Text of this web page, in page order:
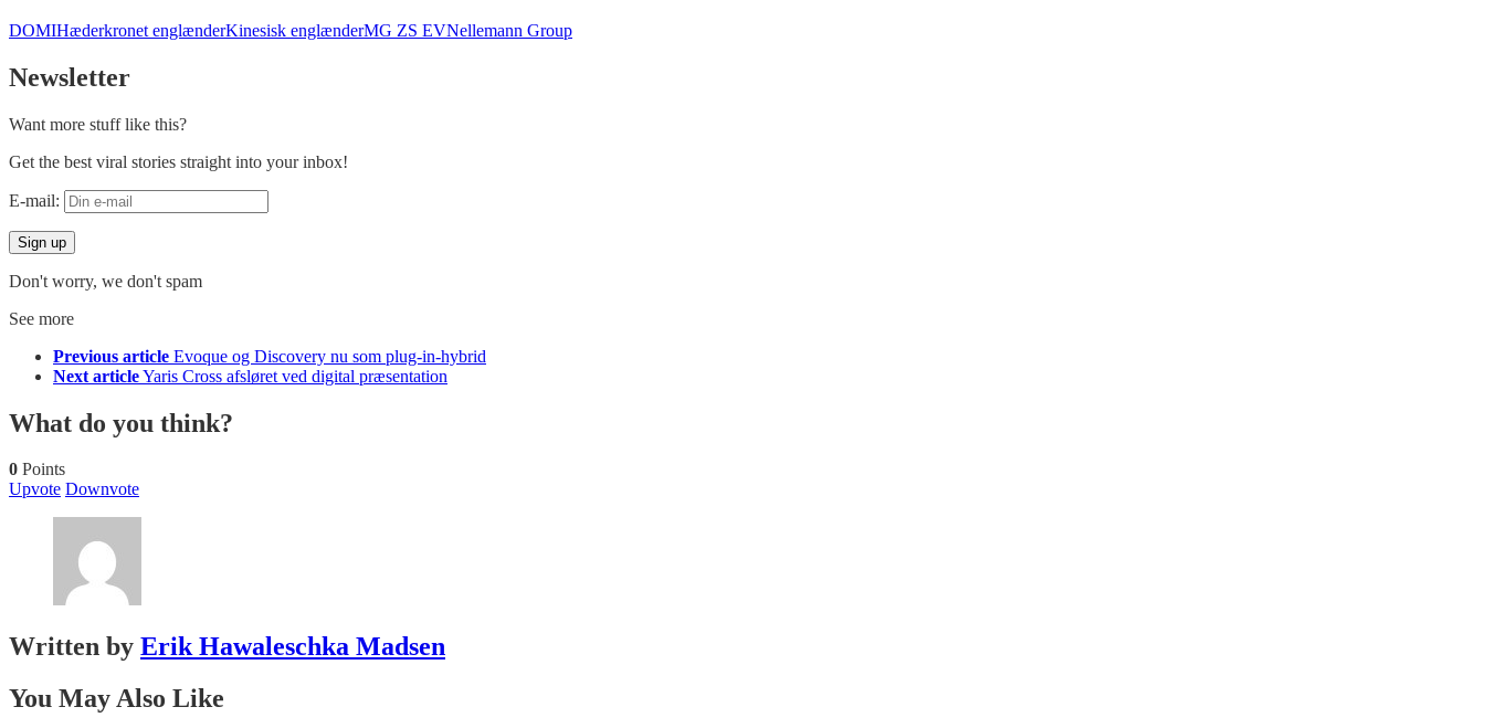
DOMIHæderkronet englænderKinesisk englænderMG ZS EVNellemann Group
Newsletter
Want more stuff like this?
Get the best viral stories straight into your inbox!
E-mail:
Don't worry, we don't spam
See more
Previous article Evoque og Discovery nu som plug-in-hybrid
Next articleYaris Cross afsløret ved digital præsentation
What do you think?
0 Points
Upvote Downvote
Written by Erik Hawaleschka Madsen
You May Also Like